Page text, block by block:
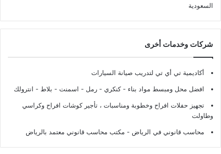
السعودية
شركات وخدمات أخرى
أكاديمية تي أي تي لتدريب صيانة السيارات
افضل محل ومبسط مواد بناء - كنكري - رمل - اسمنت - بلاط - انترولك
تجهيز حفلات افراح وخطوبة ومناسبات ، تأجير كوشات افراح وكراسي
وطاولت
محاسب قانوني في الرياض - مكتب محاسب قانوني معتمد بالرياض